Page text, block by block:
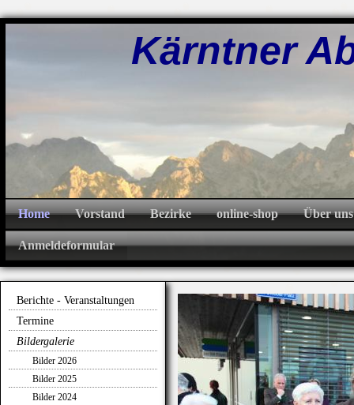
Kärntner
Home Vorstand Bezirke online-shop Über uns
Anmeldeformular
Berichte - Veranstaltungen
Termine
Bildergalerie
Bilder 2026
Bilder 2025
Bilder 2024